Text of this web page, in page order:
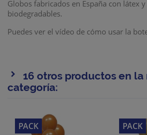
Globos fabricados en España con látex
biodegradables.
Puedes ver el vídeo de cómo usar la
16 otros productos en la
categoría:
PACK PACK